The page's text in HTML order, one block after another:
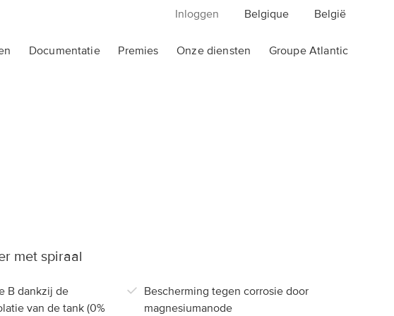
Inloggen Belgique België
Documentatie Premies Onze diensten Groupe Atlantic
met spiraal
B dankzij de
van de tank (0%
Bescherming tegen corrosie door
magnesiumanode